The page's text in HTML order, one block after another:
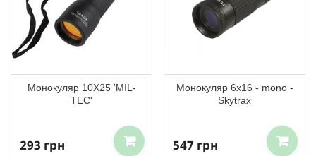
Монокуляр 10Х25 'MIL-
TEC'
293 грн
Монокуляр 6x16 - mono -
Skytrax
547 грн